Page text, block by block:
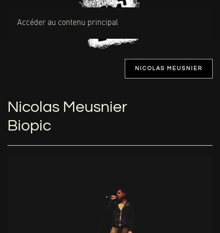
Accéder au contenu principal
MENU
NICOLAS MEUSNIER
Nicolas Meusnier
Biopic